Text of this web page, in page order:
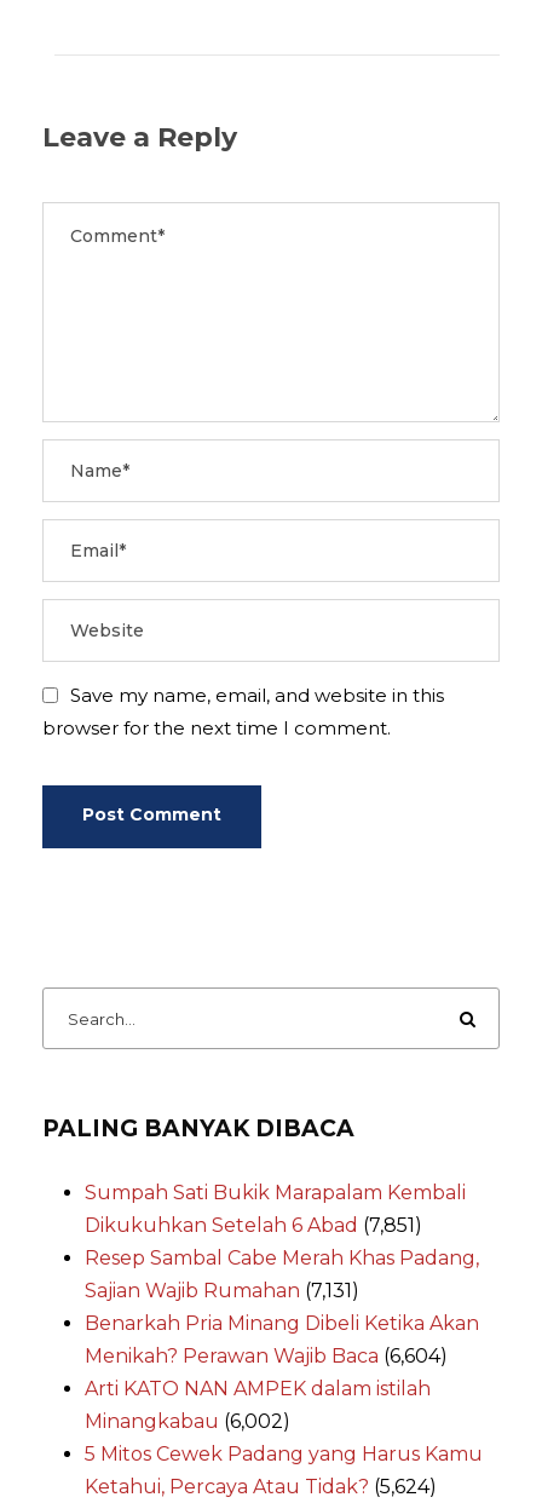
Leave a Reply
Save my name, email, and website in this
browser for the next time I comment.
PALING BANYAK DIBACA
Sumpah Sati Bukik Marapalam Kembali
Dikukuhkan Setelah 6 Abad (7,851)
Resep Sambal Cabe Merah Khas Padang,
Sajian Wajib Rumahan (7,131)
Benarkah Pria Minang Dibeli Ketika Akan
Menikah? Perawan Wajib Baca (6,604)
Arti KATO NAN AMPEK dalam istilah
Minangkabau (6,002)
5 Mitos Cewek Padang yang Harus Kamu
Ketahui, Percaya Atau Tidak? (5,624)